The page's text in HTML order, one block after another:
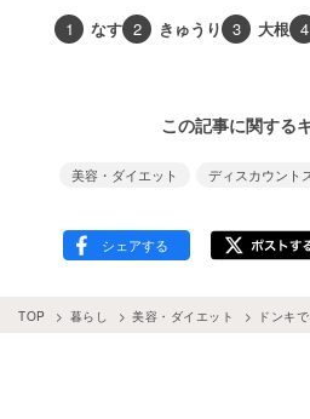
1 なす 2 きゅうり 3 大根 4
この記事に関する
美容・ダイエット ディスカウント
TOP 暮らし 美容・ダイエット ドンキ